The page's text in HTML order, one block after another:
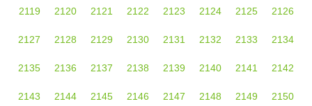
2119 2120 2121 2122 2123 2124 2125 2126
2127 2128 2129 2130 2131 2132 2133 2134
2135 2136 2137 2138 2139 2140 2141 2142
2143 2144 2145 2146 2147 2148 2149 2150